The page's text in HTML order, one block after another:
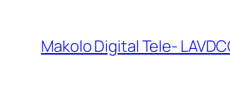
Makolo Digital Tele-